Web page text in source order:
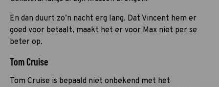
En dan duurt zo’n nacht erg lang. Dat Vincent hem er
goed voor betaalt, maakt het er voor Max niet per se
beter op.
Tom Cruise
Tom Cruise is bepaald niet onbekend met het